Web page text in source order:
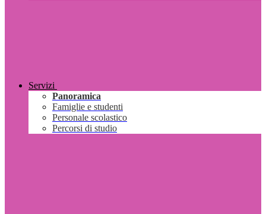
Servizi
Panoramica
Famiglie e studenti
Personale scolastico
Percorsi di studio